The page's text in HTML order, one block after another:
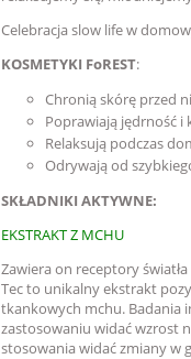
Celebracja slow life w
KOSMETYKI FoREST:
Chronią skórę przed
Poprawiają jędrność i
Relaksują podczas
Odrywają od
SKŁADNIKI AKTYWNE:
EKSTRAKT Z MCHU
Zawiera on receptory
Tec to unikalny ekstrakt
tkankowych mchu. Badania
zastosowaniu widać wzrost
stosowania widać zmiany w